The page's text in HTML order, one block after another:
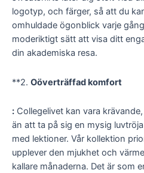
logotyp, och färger, så att du
omhuldade ögonblick varje
moderiktigt sätt att visa ditt
din akademiska resa.
**2. Oöverträffad komfort
: Collegelivet kan vara
än att ta på sig en mysig
med lektioner. Vår kollektion
upplever den mjukhet och
kallare månaderna. Det är som